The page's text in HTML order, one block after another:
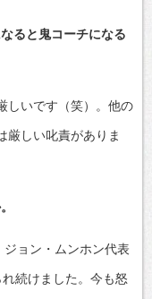
ると鬼コーチになる
しいです（笑）。他の
厳しい叱責がありま
ジョン・ムンホン代表
続けました。今も怒